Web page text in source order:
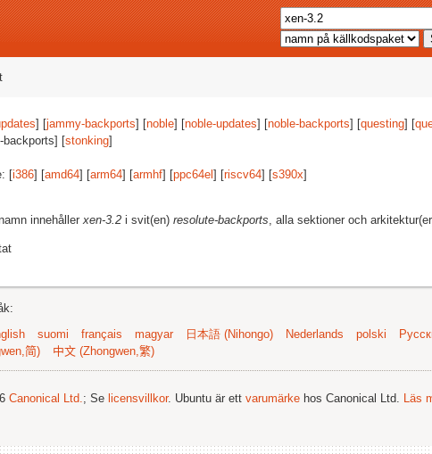
] [jammy-backports] [noble] [noble-updates] [noble-backports] [questing] [
backports] [stonking]
[i386] [amd64] [arm64] [armhf] [ppc64el ] [riscv64] [s390x]
innehållerxen-3.2 i svit(en) resolute-backports, alla sektioner och
suomi français magyar 日本語 (Nihongo) Nederlands polski
简) 中文 (Zhongwen,繁)
Canonical Ltd.; Se licensvillkor. Ubuntu är ett varumärke hos Canonical Ltd. Läs